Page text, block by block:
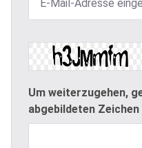
Um weiterzugehen,
abgebildeten Zeichen